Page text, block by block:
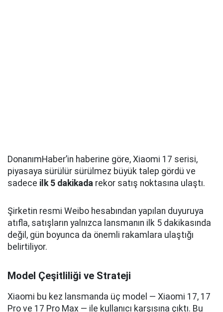
DonanımHaber’in haberine göre, Xiaomi 17 serisi,
piyasaya sürülür sürülmez büyük talep gördü ve
sadece ilk 5 dakikada rekor satış noktasına ulaştı.
Şirketin resmi Weibo hesabından yapılan duyuruya
atıfla, satışların yalnızca lansmanın ilk 5 dakikasında
değil, gün boyunca da önemli rakamlara ulaştığı
belirtiliyor.
Model Çeşitliliği ve Strateji
Xiaomi bu kez lansmanda üç model — Xiaomi 17, 17
Pro ve 17 Pro Max — ile kullanıcı karşısına çıktı. Bu